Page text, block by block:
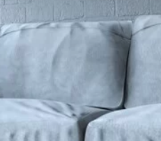
środowiska?
Poznaj korzyści płynące
przydomowej
dla środowiska.
ekologiczna
ważna?